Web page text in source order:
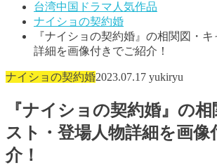
台湾中国ドラマ人気作品
ナイショの契約婚
『ナイショの契約婚』の相関図・
詳細を画像付きでご紹介！
ナイショの契約婚2023.07.17 yukiryu
『ナイショの契約婚』の
スト・登場人物詳細を画像
介！